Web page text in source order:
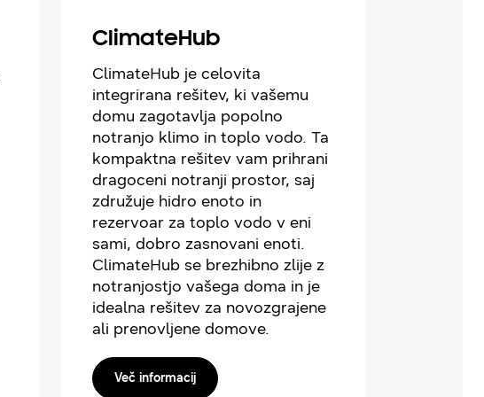
ClimateHub
ClimateHub je celovita
integrirana rešitev, ki vašemu
domu zagotavlja popolno
notranjo klimo in toplo vodo. Ta
kompaktna rešitev vam prihrani
dragoceni notranji prostor, saj
združuje hidro enoto in
rezervoar za toplo vodo v eni
sami, dobro zasnovani enoti.
ClimateHub se brezhibno zlije z
notranjostjo vašega doma in je
idealna rešitev za novozgrajene
ali prenovljene domove.
Več informacij